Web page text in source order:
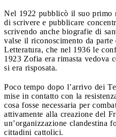
Nel 1922 pubblicò il suo primo
di scrivere e pubblicare
scrivendo anche biografie di
valse il riconoscimento da parte
Letteratura, che nel 1936 le
1923 Zofia era rimasta vedova
si era risposata.
Poco tempo dopo l’arrivo dei
mise in contatto con la
cosa fosse necessaria per
attivamente alla creazione del
un’organizzazione clandestina
cittadini cattolici.